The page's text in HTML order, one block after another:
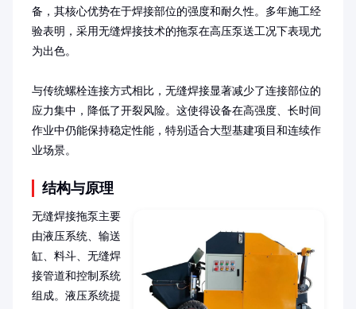
备，其核心优势在于焊接部位的强度和耐久性。多年施工经
验表明，采用无缝焊接技术的拖泵在高压泵送工况下表现尤
为出色。
与传统螺栓连接方式相比，无缝焊接显著减少了连接部位的
应力集中，降低了开裂风险。这使得设备在高强度、长时间
作业中仍能保持稳定性能，特别适合大型基建项目和连续作
业场景。
结构与原理
无缝焊接拖泵主要
由液压系统、输送
缸、料斗、无缝焊
接管道和控制系统
组成。液压系统提